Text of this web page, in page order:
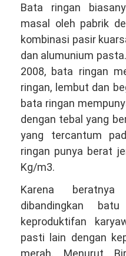
Bata ringan
masal oleh pabrik
kombinasi pasir
dan alumunium
2008, bata ringan
ringan, lembut dan
bata ringan
dengan tebal yang
yang tercantum
ringan punya berat
Kg/m3.
Karena
dibandingkan
keproduktifan
pasti lain dengan
merah. Menurut